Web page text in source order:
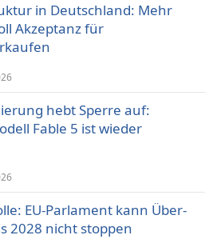
in Deutschland: Mehr
Akzeptanz für
hebt Sperre auf:
Fable 5 ist wieder
EU-Parlament kann Über­
2028 nicht stoppen